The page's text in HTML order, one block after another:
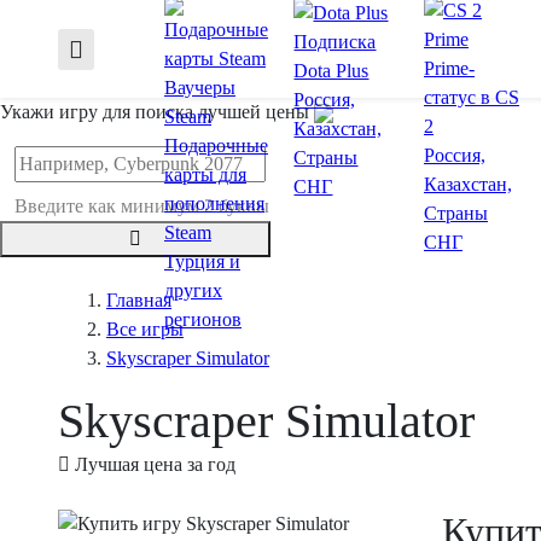
Ваучеры
Steam
Подарочные
карты для
пополнения
Steam
Турция и
других
регионов
Подписка
Dota Plus
Россия,
Казахстан,
Страны
СНГ
Prime-
статус в CS
2
Россия,
Казахстан,
Страны
СНГ
Укажи игру для поиска лучшей цены
Введите как минимум 2 буквы
Главная
Все игры
Skyscraper Simulator
Skyscraper Simulator
Лучшая цена за год